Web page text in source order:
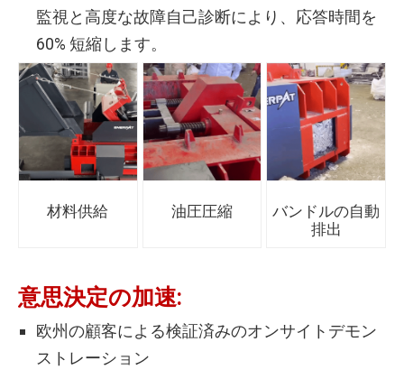
監視と高度な故障自己診断により、応答時間を
60% 短縮します。
材料供給 油圧圧縮
バンドルの自動
排出
意思決定の加速:
欧州の顧客による検証済みのオンサイトデモン
ストレーション